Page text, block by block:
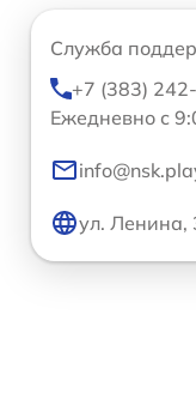
Служба
+7 (383)
Ежедневно с
ул. Ленина,